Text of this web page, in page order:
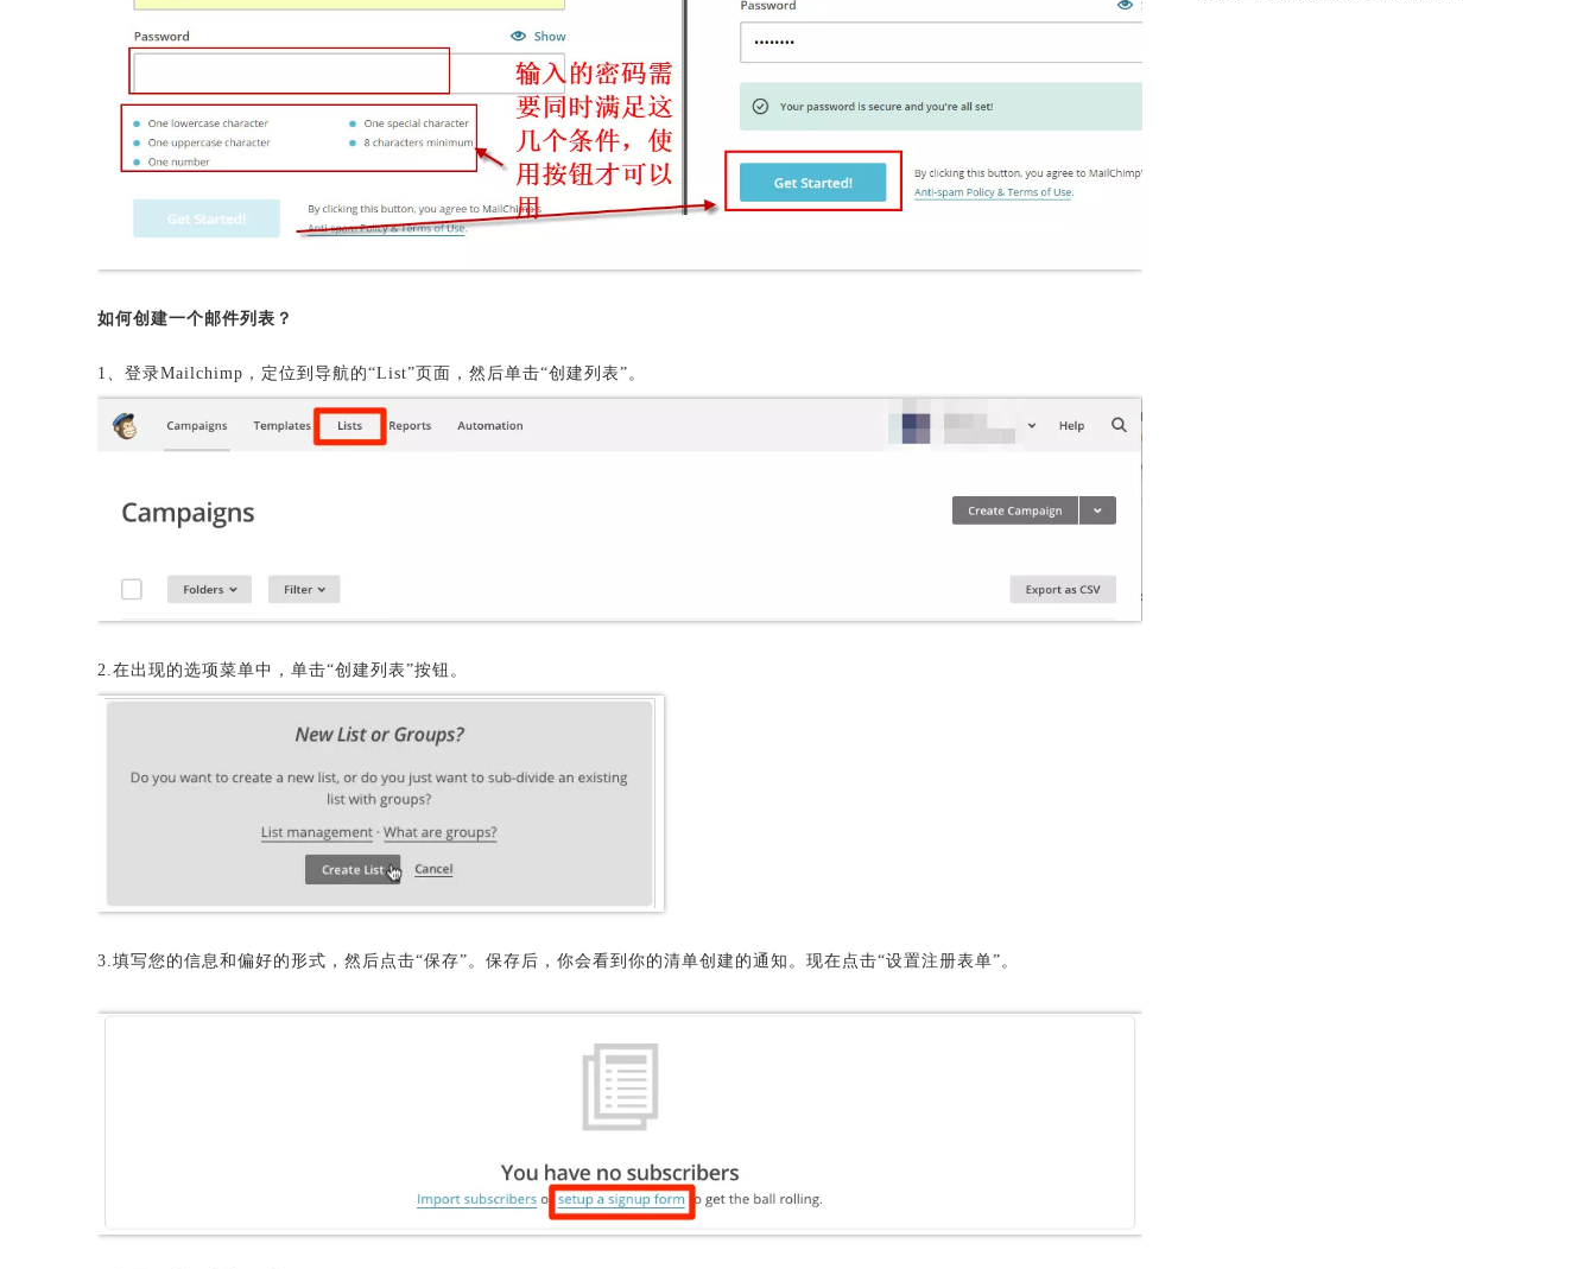
如何创建一个邮件列表？
1、登录Mailchimp，定位到导航的“List”页面，然后单击“创建列表”。
2.在出现的选项菜单中，单击“创建列表”按钮。
3.填写您的信息和偏好的形式，然后点击“保存”。保存后，你会看到你的清单创建的通知。现在点击“设置注册表单”。